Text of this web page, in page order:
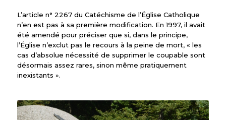
L’article n° 2267 du Catéchisme de l’Église Catholique
n’en est pas à sa première modification. En 1997, il avait
été amendé pour préciser que si, dans le principe,
l’Église n’exclut pas le recours à la peine de mort, « les
cas d’absolue nécessité de supprimer le coupable sont
désormais assez rares, sinon même pratiquement
inexistants ».